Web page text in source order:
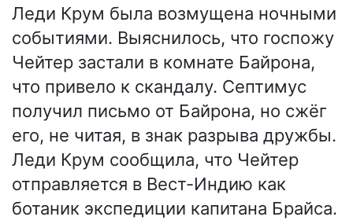
Леди Крум была возмущена ночными
событиями. Выяснилось, что госпожу
Чейтер застали в комнате Байрона,
что привело к скандалу. Септимус
получил письмо от Байрона, но сжёг
его, не читая, в знак разрыва дружбы.
Леди Крум сообщила, что Чейтер
отправляется в Вест-Индию как
ботаник экспедиции капитана Брайса.